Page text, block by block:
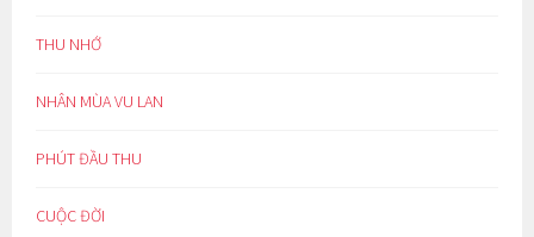
THU NHỚ
NHÂN MÙA VU LAN
PHÚT ĐẦU THU
CUỘC ĐỜI